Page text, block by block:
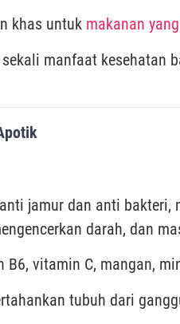
khas untuk makanan
manfaat kesehatan
jamur dan anti bakteri,
darah, dan
vitamin C, mangan,
tubuh dari